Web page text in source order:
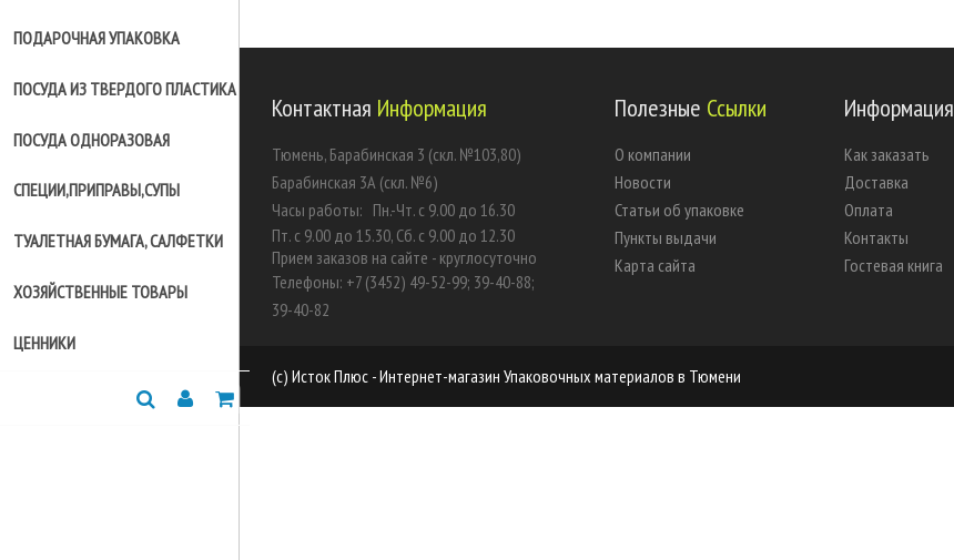
ПОДАРОЧНАЯ УПАКОВКА
ПОСУДА ИЗ ТВЕРДОГО ПЛАСТИКА
ПОСУДА ОДНОРАЗОВАЯ
СПЕЦИИ,ПРИПРАВЫ,СУПЫ
ТУАЛЕТНАЯ БУМАГА, САЛФЕТКИ
ХОЗЯЙСТВЕННЫЕ ТОВАРЫ
ЦЕННИКИ
Контактная Информация
Тюмень, Барабинская 3 (скл. №103,80)
Барабинская 3А (скл. №6)
Часы работы: Пн.-Чт. с 9.00 до 16.30
Пт. с 9.00 до 15.30, Сб. с 9.00 до 12.30
Прием заказов на сайте - круглосуточно
Телефоны: +7 (3452) 49-52-99; 39-40-88;
39-40-82
Полезные Ссылки
О компании
Новости
Статьи об упаковке
Пункты выдачи
Карта сайта
Информация
Как заказать
Доставка
Оплата
Контакты
Гостевая книга
(c) Исток Плюс - Интернет-магазин Упаковочных материалов в Тюмени